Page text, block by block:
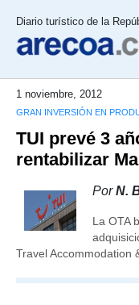
Diario turístico de la
1 noviembre, 2012
GRAN INVERSIÓN EN
TUI prevé 3
rentabilizar
PorN.
La OTA
Travel Accommodation